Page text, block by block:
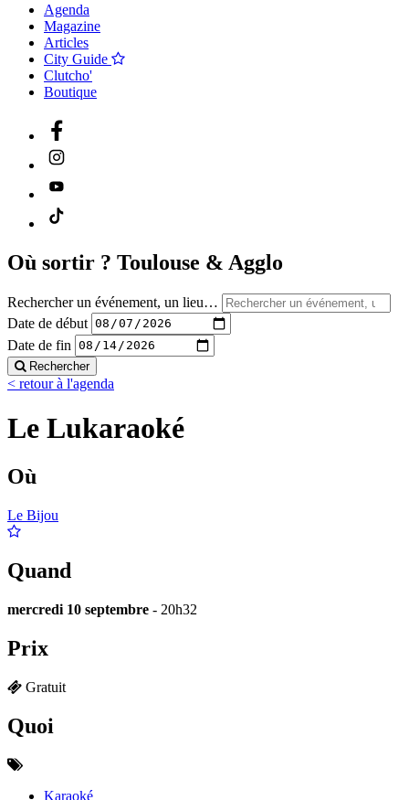
Agenda
Magazine
Articles
City Guide
Clutcho'
Boutique
Où sortir ? Toulouse & Agglo
Rechercher un événement, un lieu…
Date de début
Date de fin
Rechercher
< retour à l'agenda
Le Lukaraoké
Où
Le Bijou
Quand
mercredi 10 septembre - 20h32
Prix
Gratuit
Quoi
Karaoké